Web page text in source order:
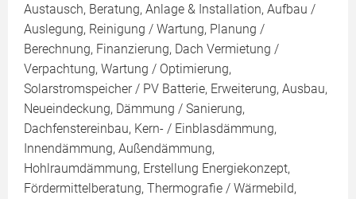
Austausch, Beratung, Anlage & Installation, Aufbau /
Auslegung, Reinigung / Wartung, Planung /
Berechnung, Finanzierung, Dach Vermietung /
Verpachtung, Wartung / Optimierung,
Solarstromspeicher / PV Batterie, Erweiterung, Ausbau,
Neueindeckung, Dämmung / Sanierung,
Dachfenstereinbau, Kern- / Einblasdämmung,
Innendämmung, Außendämmung,
Hohlraumdämmung, Erstellung Energiekonzept,
Fördermittelberatung, Thermografie / Wärmebild,